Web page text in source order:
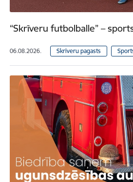
“Skrīveru futbolballe” –
06.08.2026. Skrīveru pagasts